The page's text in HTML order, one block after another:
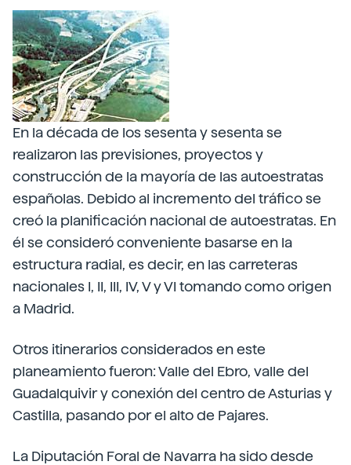
En la década de los sesenta y sesenta se
realizaron las previsiones, proyectos y
construcción de la mayoría de las autoestratas
españolas. Debido al incremento del tráfico se
creó la planificación nacional de autoestratas. En
él se consideró conveniente basarse en la
estructura radial, es decir, en las carreteras
nacionales I, II, III, IV, V y VI tomando como origen
a Madrid.
Otros itinerarios considerados en este
planeamiento fueron: Valle del Ebro, valle del
Guadalquivir y conexión del centro de Asturias y
Castilla, pasando por el alto de Pajares.
La Diputación Foral de Navarra ha sido desde